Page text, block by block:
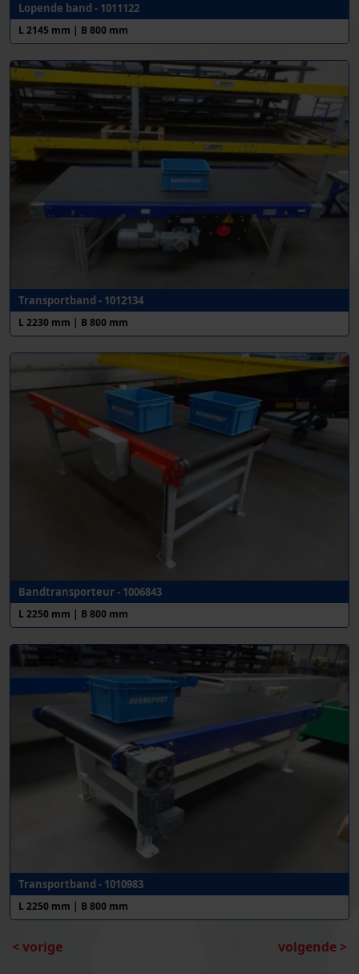
Lopende band - 1011122
L 2145 mm | B 800 mm
Transportband - 1012134
L 2230 mm | B 800 mm
Bandtransporteur - 1006843
L 2250 mm | B 800 mm
Transportband - 1010983
L 2250 mm | B 800 mm
< vorige volgende >